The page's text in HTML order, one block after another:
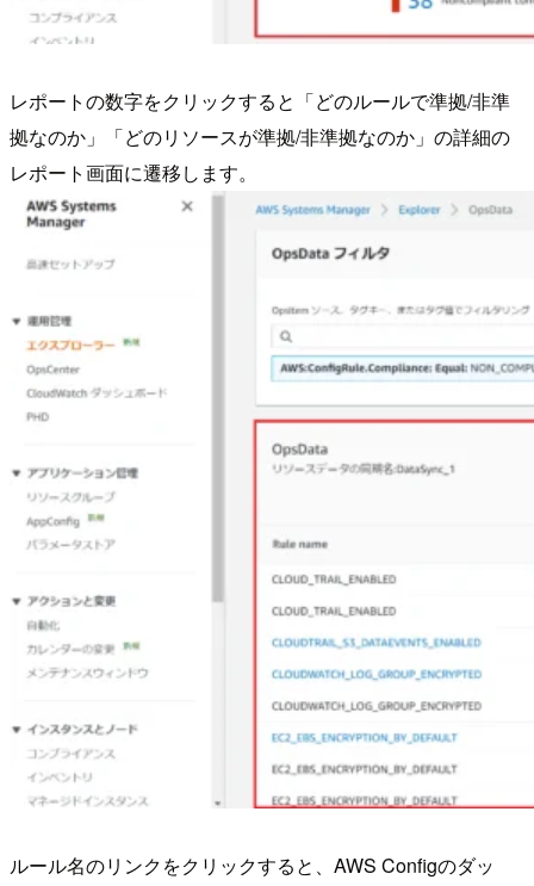
レポートの数字をクリックすると「どのルールで準拠/非準
拠なのか」「どのリソースが準拠/非準拠なのか」の詳細の
レポート画面に遷移します。
ルール名のリンクをクリックすると、AWS Configのダッ